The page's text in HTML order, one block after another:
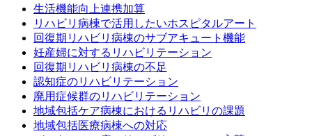
生活機能向上連携加算
リハビリ病棟で活用したいホスピタルアート
回復期リハビリ病棟のサブアキュート機能
妊産婦に対するリハビリテーション
回復期リハビリ病棟の不足
認知症のリハビリテーション
廃用症候群のリハビリテーション
地域包括ケア病棟におけるリハビリの課題
地域包括医療病棟への対応